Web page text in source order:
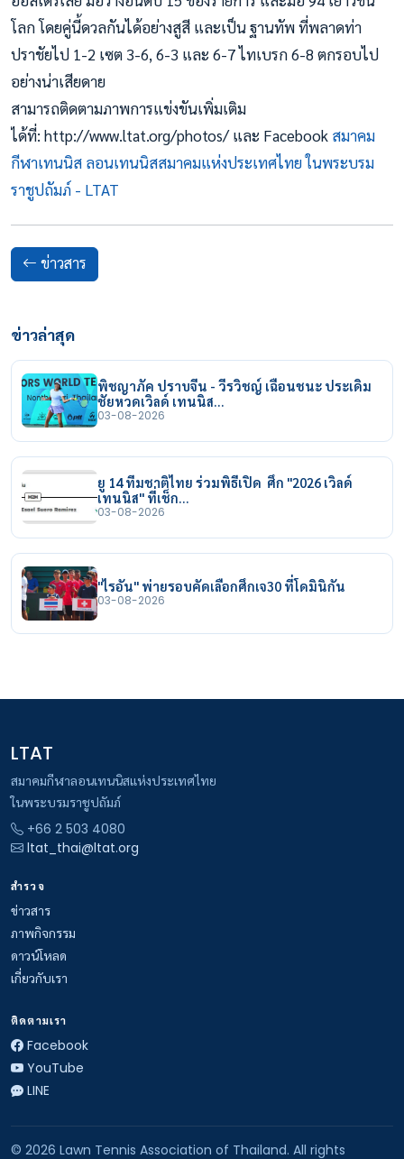
โลก โดยคู่นี้ดวลกันได้อย่างสูสี และเป็น ฐานทัพ ที่พลาดท่า
ปราชัยไป 1-2 เซต 3-6, 6-3 และ 6-7 ไทเบรก 6-8 ตกรอบไป
อย่างน่าเสียดาย
สามารถติดตามภาพการแข่งขันเพิ่มเติม
ได้ที่: http://www.ltat.org/photos/ และ Facebook สมาคม
กีฬาเทนนิส ลอนเทนนิสสมาคมแห่งประเทศไทย ในพระบรม
ราชูปถัมภ์ - LTAT
ข่าวสาร
ข่าวล่าสุด
พิชญาภัค ปราบจีน - วีรวิชญ์ เฉือนชนะ ประเดิม
ชัยหวดเวิลด์ เทนนิส…
03-08-2026
ยู 14 ทีมชาติไทย ร่วมพิธีเปิด ศึก "2026 เวิลด์
เทนนิส" ที่เช็ก…
03-08-2026
"ไรอัน" พ่ายรอบคัดเลือกศึกเจ30 ที่โดมินิกัน
03-08-2026
LTAT
สมาคมกีฬาลอนเทนนิสแห่งประเทศไทย
ในพระบรมราชูปถัมภ์
+66 2 503 4080
ltat_thai@ltat.org
สำรวจ
ข่าวสาร
ภาพกิจกรรม
ดาวน์โหลด
เกี่ยวกับเรา
ติดตามเรา
Facebook
YouTube
LINE
© 2026 Lawn Tennis Association of Thailand. All rights